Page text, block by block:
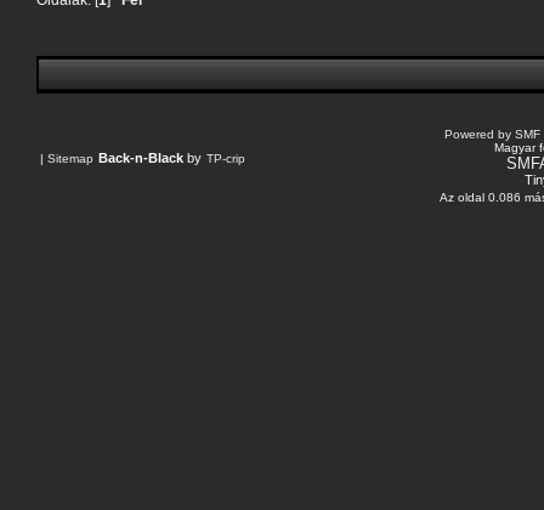
| Sitemap Back-n-Black by TP-crip
Powered by SMF
Magyar
Az oldal 0.086